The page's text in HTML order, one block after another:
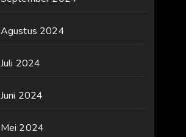
Agustus 2024
Juli 2024
Juni 2024
Mei 2024